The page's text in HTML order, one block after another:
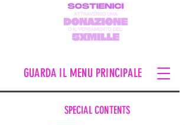
GUARDA IL MENU PRINCIPALE
SPECIAL CONTENTS